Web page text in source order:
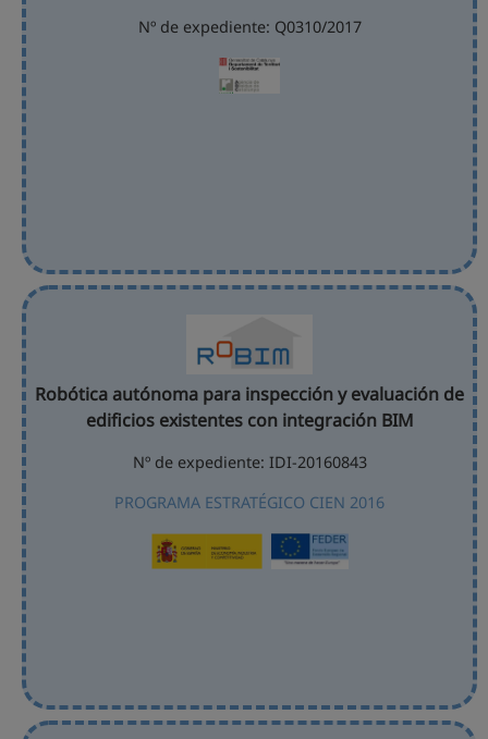
Nº de expediente: Q0310/2017
Robótica autónoma para inspección y evaluación de
edificios existentes con integración BIM
Nº de expediente: IDI-20160843
PROGRAMA ESTRATÉGICO CIEN 2016